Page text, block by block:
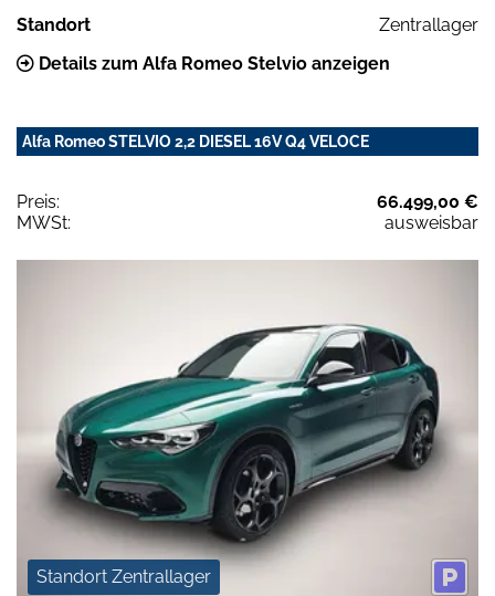
Standort
Zentrallager
Details zum Alfa Romeo Stelvio anzeigen
Alfa Romeo STELVIO 2,2 DIESEL 16V Q4 VELOCE
Preis:
66.499,00 €
MWSt:
ausweisbar
Standort Zentrallager